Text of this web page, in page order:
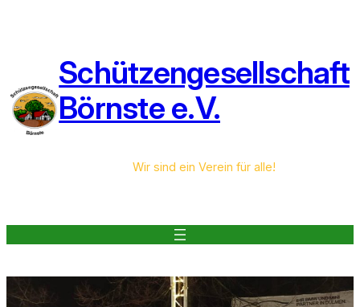
Schützengesellschaft
Börnste e.V.
Wir sind ein Verein für alle!